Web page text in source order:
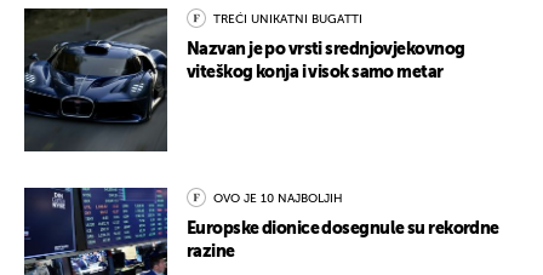
TREĆI UNIKATNI BUGATTI
Nazvan je po vrsti srednjovjekovnog
viteškog konja i visok samo metar
OVO JE 10 NAJBOLJIH
Europske dionice dosegnule su rekordne
razine